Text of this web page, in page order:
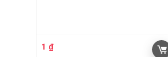
1 ₫